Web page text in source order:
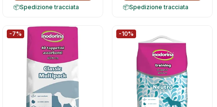
Spedizione tracciata Spedizione tracciata
-7% -10%